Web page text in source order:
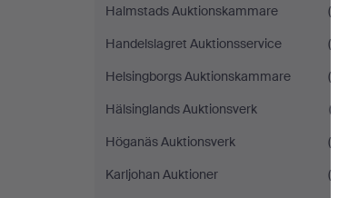
Halmstads Auktionskammare
(6)
Handelslagret Auktionsservice
(5)
Helsingborgs Auktionskammare
(8)
Hälsinglands Auktionsverk
(2)
Höganäs Auktionsverk
(4)
Karljohan Auktioner
(5)